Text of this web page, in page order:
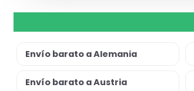
Envío barato a Alemania
Envío barato a Austria